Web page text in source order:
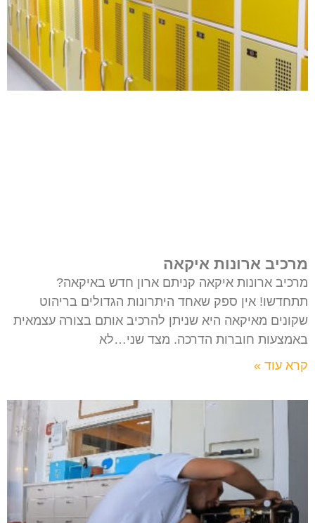
מרכיב ארונות איקאה
מרכיב ארונות איקאה קניתם ארון חדש באיקאה?
תתחדשו! אין ספק שאחד היתרונות הגדולים בריהוט
שקונים מאיקאה היא שניתן להרכיב אותם בצורה עצמאית
באמצעות חוברות הדרכה. מצד שני…לא
קרא עוד »